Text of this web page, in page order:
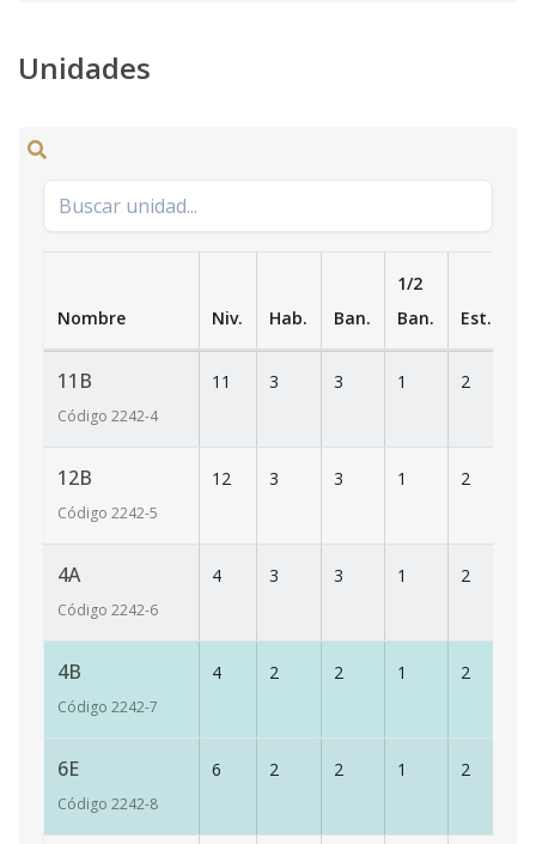
Unidades
Nombre Niv. Hab. Ban.
1/2
Ban.
Est.
11B
Código 2242-4
11 3 3 1 2
12B
Código 2242-5
12 3 3 1 2
4A
Código 2242-6
4 3 3 1 2
4B
Código 2242-7
4 2 2 1 2
6E
Código 2242-8
6 2 2 1 2